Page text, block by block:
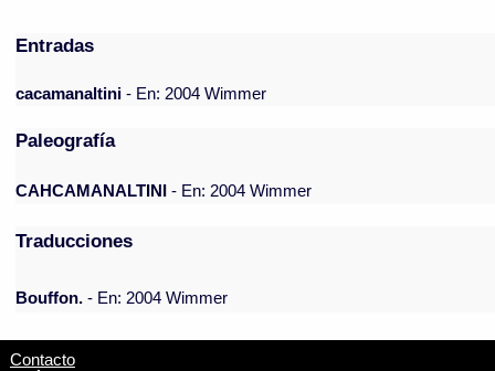
Entradas
cacamanaltini- En: 2004 Wimmer
Paleografía
CAHCAMANALTINI - En: 2004 Wimmer
Traducciones
Bouffon. - En: 2004 Wimmer
Contacto